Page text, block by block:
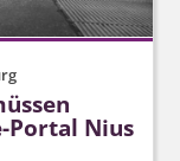
Portal Nius